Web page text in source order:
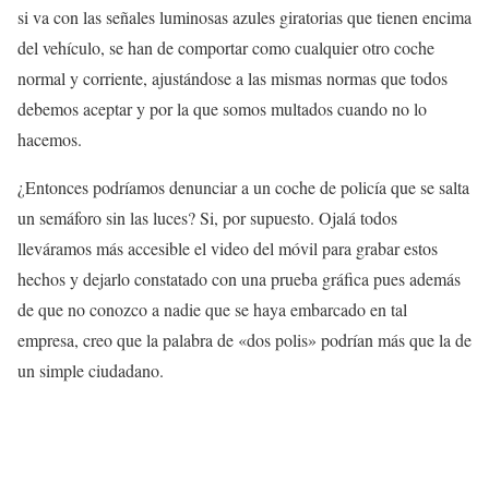
si va con las señales luminosas azules giratorias que tienen encima
del vehículo, se han de comportar como cualquier otro coche
normal y corriente, ajustándose a las mismas normas que todos
debemos aceptar y por la que somos multados cuando no lo
hacemos.
¿Entonces podríamos denunciar a un coche de policía que se salta
un semáforo sin las luces? Si, por supuesto. Ojalá todos
lleváramos más accesible el video del móvil para grabar estos
hechos y dejarlo constatado con una prueba gráfica pues además
de que no conozco a nadie que se haya embarcado en tal
empresa, creo que la palabra de «dos polis» podrían más que la de
un simple ciudadano.